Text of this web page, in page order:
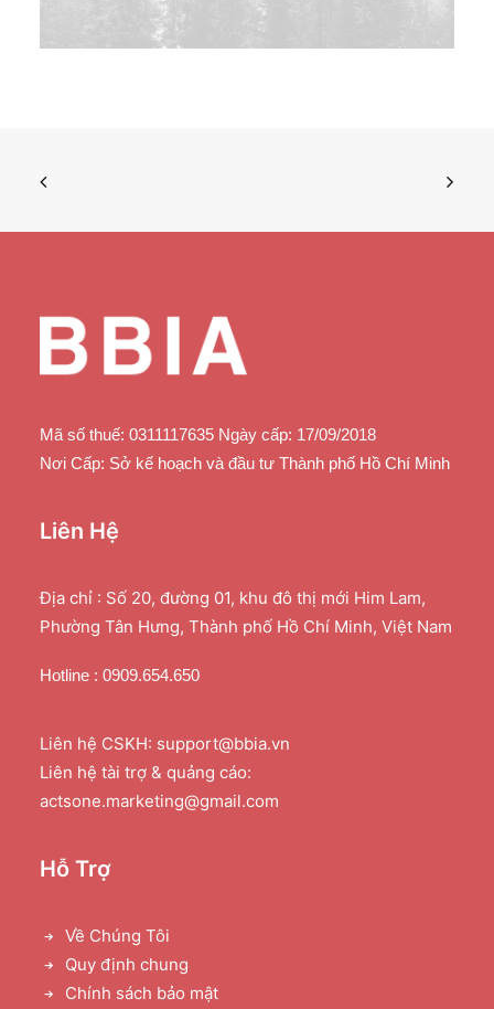
Mã số thuế: 0311117635 Ngày cấp: 17/09/2018
Nơi Cấp: Sở kế hoạch và đầu tư Thành phố Hồ Chí Minh
Liên Hệ
Địa chỉ : Số 20, đường 01, khu đô thị mới Him Lam,
Phường Tân Hưng, Thành phố Hồ Chí Minh, Việt Nam
Hotline : 0909.654.650
Liên hệ CSKH: support@bbia.vn
Liên hệ tài trợ & quảng cáo:
actsone.marketing@gmail.com
Hỗ Trợ
Về Chúng Tôi
Quy định chung
Chính sách bảo mật